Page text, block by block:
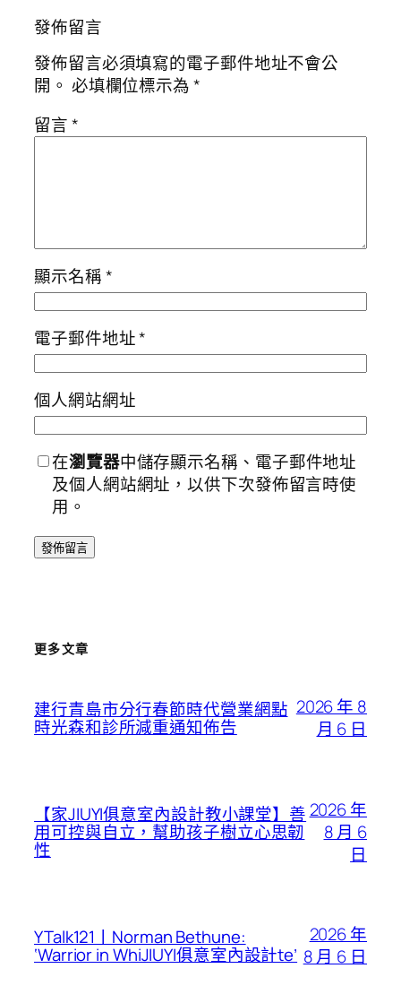
發佈留言
發佈留言必須填寫的電子郵件地址不會公
開。 必填欄位標示為*
留言*
顯示名稱*
電子郵件地址*
個人網站網址
在瀏覽器中儲存顯示名稱、電子郵件地址
及個人網站網址，以供下次發佈留言時使
用。
更多文章
建行青島市分行春節時代營業網點
時光森和診所減重通知佈告
2026 年 8
月 6 日
【家JIUYI俱意室內設計教小課堂】善
用可控與自立，幫助孩子樹立心思韌
性
2026 年
8 月 6
日
YTalk121丨Norman Bethune:
‘Warrior in WhiJIUYI俱意室內設計te’
2026 年
8 月 6 日